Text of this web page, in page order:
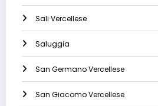
Sali Vercellese
Saluggia
San Germano Vercellese
San Giacomo Vercellese